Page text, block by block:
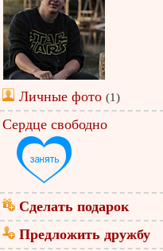
Личные фото (1)
Сердце свободно
Сделать подарок
Предложить дружбу